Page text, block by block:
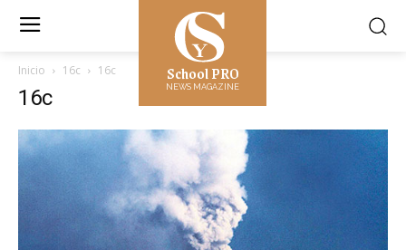
School PRO
NEWS MAGAZINE
Inicio 16c 16c
16c